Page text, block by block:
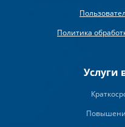
Политика
Услуги